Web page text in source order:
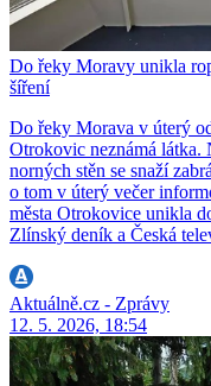
Do řeky Moravy unikla
šíření
Do řeky Morava v úterý
Otrokovic neznámá látka.
norných stěn se snaží
o tom v úterý večer
města Otrokovice unikla
Zlínský deník a Česká
Aktuálně.cz - Zprávy
12. 5. 2026, 18:54